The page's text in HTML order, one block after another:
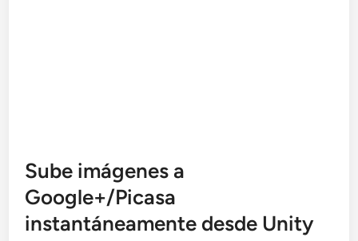
Sube imágenes a
Google+/Picasa
instantáneamente desde Unity